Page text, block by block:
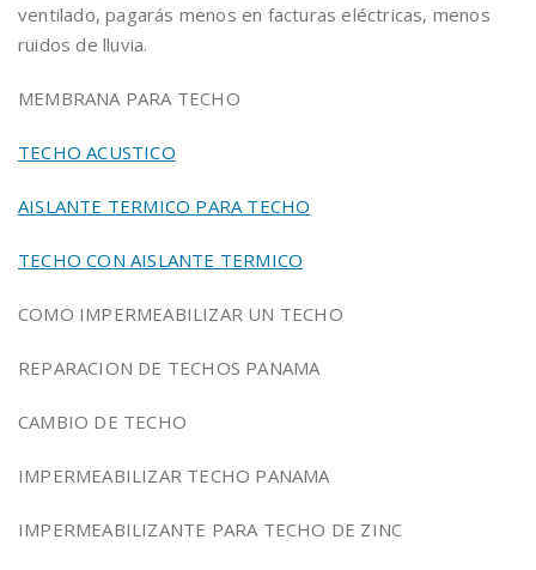
ventilado, pagarás menos en facturas eléctricas, menos
ruidos de lluvia.
MEMBRANA PARA TECHO
TECHO ACUSTICO
AISLANTE TERMICO PARA TECHO
TECHO CON AISLANTE TERMICO
COMO IMPERMEABILIZAR UN TECHO
REPARACION DE TECHOS PANAMA
CAMBIO DE TECHO
IMPERMEABILIZAR TECHO PANAMA
IMPERMEABILIZANTE PARA TECHO DE ZINC